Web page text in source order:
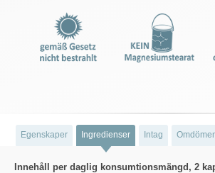
Egenskaper Ingredienser Intag
Innehåll per daglig konsumtionsmängd, 2